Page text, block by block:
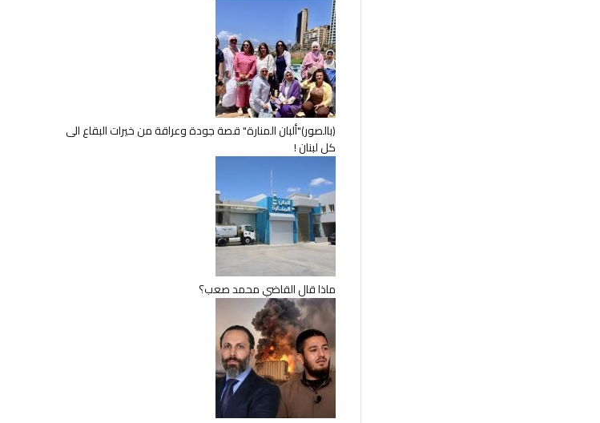
(بالصور)"ألبان المنارة" قصة جودة وعراقة من خيرات البقاع الى
كل لبنان !
ماذا قال القاضي محمد صعب؟